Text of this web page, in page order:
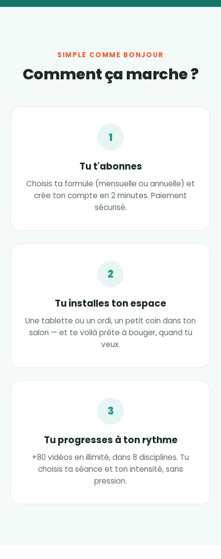
SIMPLE COMME BONJOUR
Comment ça marche ?
1
Tu t'abonnes
Choisis ta formule (mensuelle ou annuelle) et
crée ton compte en 2 minutes. Paiement
sécurisé.
2
Tu installes ton espace
Une tablette ou un ordi, un petit coin dans ton
salon — et te voilà prête à bouger, quand tu
veux.
3
Tu progresses à ton rythme
+80 vidéos en illimité, dans 8 disciplines. Tu
choisis ta séance et ton intensité, sans
pression.